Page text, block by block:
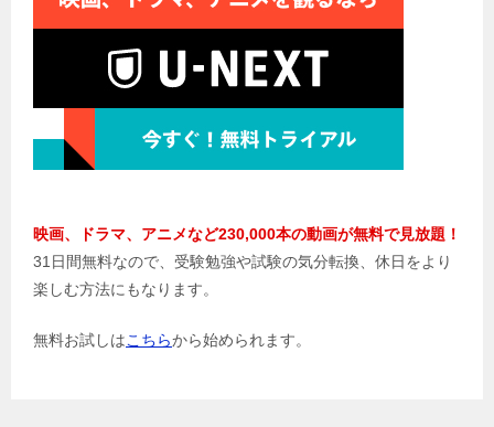
映画、ドラマ、アニメなど230,000本の動画が無料で見放題！
31日間無料なので、受験勉強や試験の気分転換、休日をより
楽しむ方法にもなります。
無料お試しはこちらから始められます。